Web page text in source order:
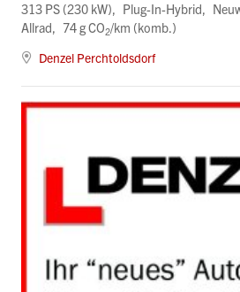
313 PS (230 kW) Plug-In-Hybrid
Allrad
74 g CO2/km (komb.)
Denzel Perchtoldsdorf